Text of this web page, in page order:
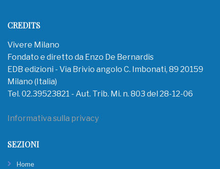
CREDITS
Vivere Milano
Fondato e diretto da Enzo De Bernardis
EDB edizioni - Via Brivio angolo C. Imbonati, 89 20159
Milano (Italia)
Tel. 02.39523821 - Aut. Trib. Mi. n. 803 del 28-12-06
Informativa sulla privacy
SEZIONI
Home